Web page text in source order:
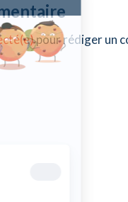
pour rédiger un